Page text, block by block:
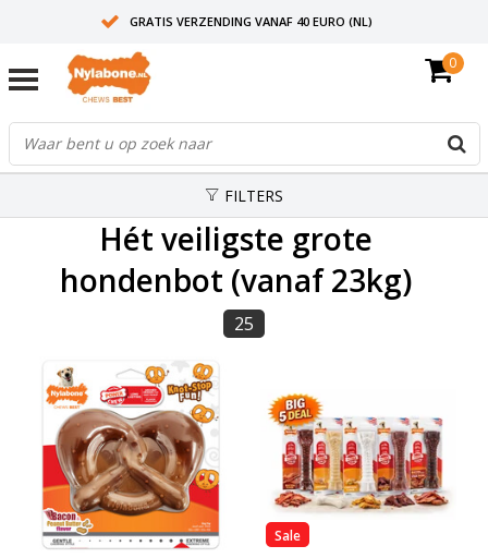
GRATIS VERZENDING VANAF 40 EURO (NL)
0
FILTERS
Hét veiligste grote
hondenbot (vanaf 23kg)
25
Sale